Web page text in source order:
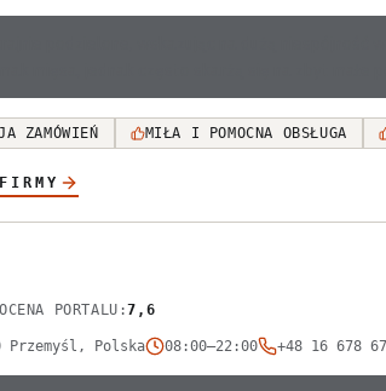
ZAMÓWIEŃ MIŁA I POMOCNA OBSŁUGA
OCENA PORTALU :7,6
Przemyśl, Polska 08:00–22:00 +48 16 678